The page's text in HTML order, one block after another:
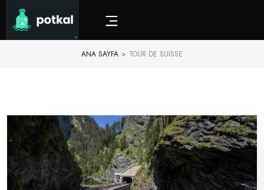
ANA SAYFA > TOUR DE SUISSE